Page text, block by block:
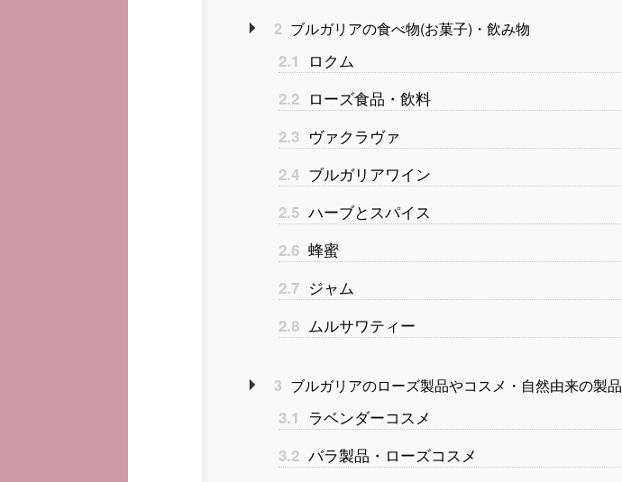
2 ブルガリアの食べ物(お菓子)・飲み物
2.1 ロクム
2.2 ローズ食品・飲料
2.3 ヴァクラヴァ
2.4 ブルガリアワイン
2.5 ハーブとスパイス
2.6 蜂蜜
2.7 ジャム
2.8 ムルサワティー
3 ブルガリアのローズ製品やコスメ・自然由来の製品
3.1 ラベンダーコスメ
3.2 バラ製品・ローズコスメ